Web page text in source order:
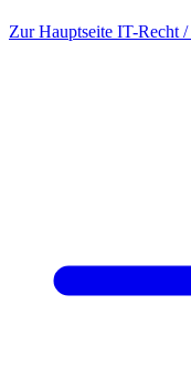
Zur Hauptseite IT-Recht /